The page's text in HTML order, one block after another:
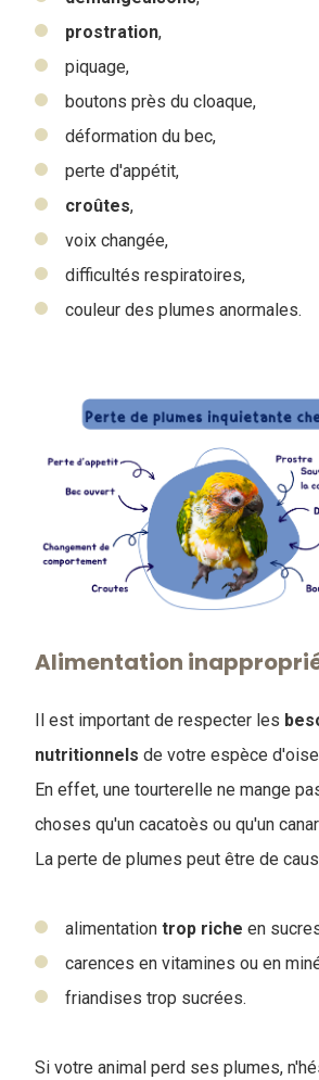
prostration,
piquage,
boutons près du cloaque,
déformation du bec,
perte d'appétit,
croûtes,
voix changée,
difficultés respiratoires,
couleur des plumes anormales.
Alimentation
Il est important de respecter les
nutritionnels de votre espèce
En effet, une tourterelle ne mange
choses qu'un cacatoès ou qu'un
La perte de plumes peut être de
alimentation trop riche en
carences en vitamines ou en
friandises trop sucrées.
Si votre animal perd ses plumes,